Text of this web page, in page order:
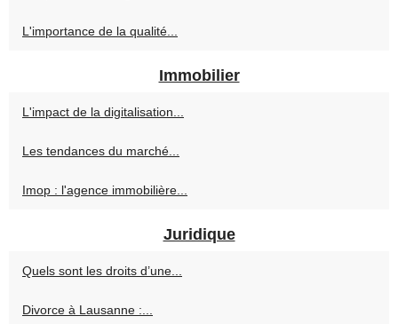
L'importance de la qualité...
Immobilier
L'impact de la digitalisation...
Les tendances du marché...
Imop : l'agence immobilière...
Juridique
Quels sont les droits d’une...
Divorce à Lausanne :...